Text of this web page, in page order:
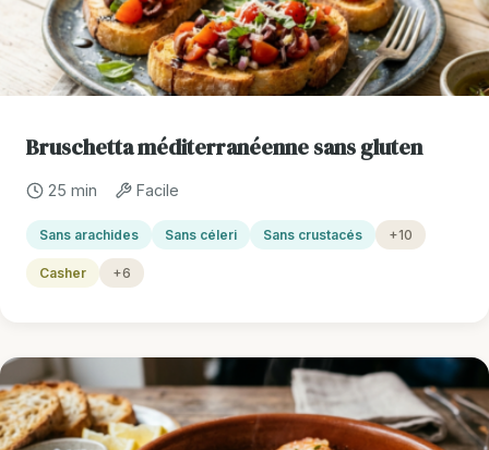
Bruschetta méditerranéenne sans gluten
25 min Facile
Sans arachides Sans céleri Sans crustacés +10
Casher +6